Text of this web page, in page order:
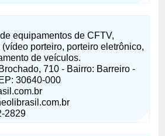
equipamentos de CFTV,
porteiro, porteiro eletrônico,
de veículos.
710 - Bairro: Barreiro -
30640-000
2829